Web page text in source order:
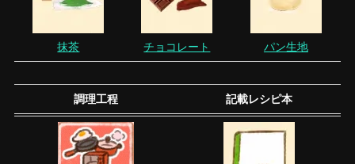
抹茶 チョコレート パン生地
調理工程 記載レシピ本